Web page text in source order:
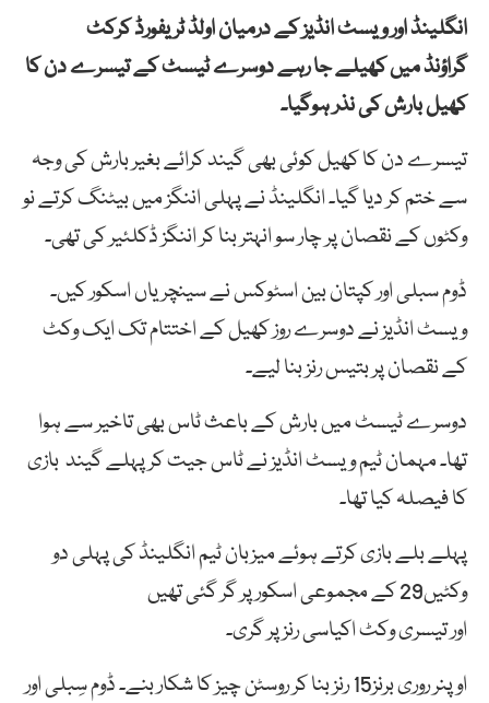
انگلینڈ اور ویسٹ انڈیز کے درمیاناولڈٹریفورڈ کرکٹ
گراؤنڈمیں کھیلے جا رہے دوسرے ٹیسٹ کے تیسرے دن کا
کھیل بارش کی نذر ہوگیا۔
تیسرے دن کا کھیل کوئی بھی گیند کرائے بغیر بارش کی وجہ
سے ختم کر دیا گیا۔ انگلینڈ نے پہلی اننگز میں بیٹنگ کرتے نو
وکٹوں کے نقصان پر چار سو انہتر بنا کر اننگز ڈکلئیر کی تھی۔
ڈوم سبلی اور کپتان بین اسٹوکس نے سینچریاں اسکور کیں۔
ویسٹ انڈیز نے دوسرے روز کھیل کے اختتام تک ایک وکٹ
کے نقصان پر بتیس رنز بنا لیے۔
دوسرے ٹیسٹ میں بارش کے باعث ٹاس بھی تاخیر سے ہوا
تھا۔ مہمان ٹیم ویسٹ انڈیز نے ٹاس جیت کر پہلے گیند بازی
کا فیصلہ کیا تھا۔
پہلے بلے بازی کرتے ہوئےمیزبان ٹیم انگلینڈکی پہلی دو
وکٹیں29 کے مجموعی اسکور پر گر گئی تھیں
اورتیسریوکٹاکیاسیرنزپرگری۔
اوپنرروریبرنز15 رنزبناکرروسٹنچیزکاشکاربنے۔ڈومسِبلیاور